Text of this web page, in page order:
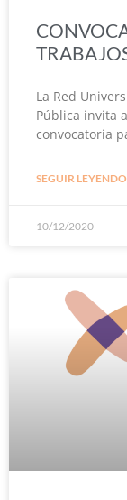
La Red
Pública invita
convocatoria
SEGUIR LEYENDO
10/12/2020